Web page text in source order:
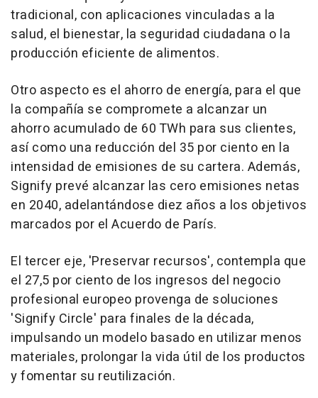
tradicional, con aplicaciones vinculadas a la
salud, el bienestar, la seguridad ciudadana o la
producción eficiente de alimentos.
Otro aspecto es el ahorro de energía, para el que
la compañía se compromete a alcanzar un
ahorro acumulado de 60 TWh para sus clientes,
así como una reducción del 35 por ciento en la
intensidad de emisiones de su cartera. Además,
Signify prevé alcanzar las cero emisiones netas
en 2040, adelantándose diez años a los objetivos
marcados por el Acuerdo de París.
El tercer eje, 'Preservar recursos', contempla que
el 27,5 por ciento de los ingresos del negocio
profesional europeo provenga de soluciones
'Signify Circle' para finales de la década,
impulsando un modelo basado en utilizar menos
materiales, prolongar la vida útil de los productos
y fomentar su reutilización.